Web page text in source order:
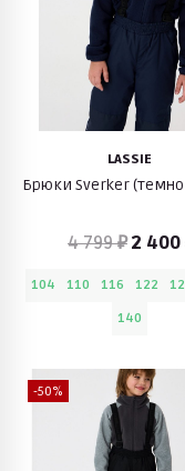
LASSIE
Брюки Sverker
4 799 ₽ 2 400
104 110 116 122
140
-50%